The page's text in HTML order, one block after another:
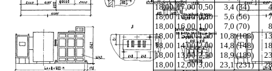
18,00 17,00 0,50 3,4 (34)
18,00 16,40 0,80 5,6 (56)
18,00 16,00 1,00 7,0 (70)
18,00 15,00 1,50 10,8 (108)
18,00 14,00 2,00 14,8 (148)
18,00 13,00 2,50 18,9 (189)
18,00 12,00 3,00 23,1 (231)